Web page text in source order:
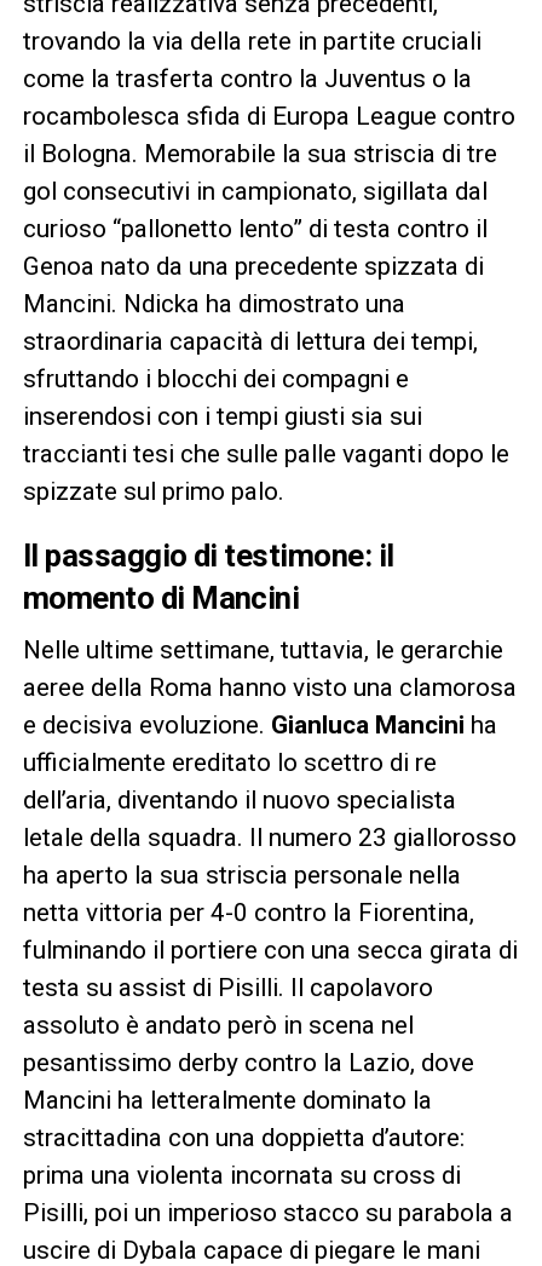
trovando la via della rete in partite cruciali
come la trasferta contro la Juventus o la
rocambolesca sfida di Europa League contro
il Bologna. Memorabile la sua striscia di tre
gol consecutivi in campionato, sigillata dal
curioso “pallonetto lento” di testa contro il
Genoa nato da una precedente spizzata di
Mancini. Ndicka ha dimostrato una
straordinaria capacità di lettura dei tempi,
sfruttando i blocchi dei compagni e
inserendosi con i tempi giusti sia sui
traccianti tesi che sulle palle vaganti dopo le
spizzate sul primo palo.
Il passaggio di testimone: il
momento di Mancini
Nelle ultime settimane, tuttavia, le gerarchie
aeree della Roma hanno visto una clamorosa
e decisiva evoluzione. Gianluca Mancini ha
ufficialmente ereditato lo scettro di re
dell’aria, diventando il nuovo specialista
letale della squadra. Il numero 23 giallorosso
ha aperto la sua striscia personale nella
netta vittoria per 4-0 contro la Fiorentina,
fulminando il portiere con una secca girata di
testa su assist di Pisilli. Il capolavoro
assoluto è andato però in scena nel
pesantissimo derby contro la Lazio, dove
Mancini ha letteralmente dominato la
stracittadina con una doppietta d’autore:
prima una violenta incornata su cross di
Pisilli, poi un imperioso stacco su parabola a
uscire di Dybala capace di piegare le mani